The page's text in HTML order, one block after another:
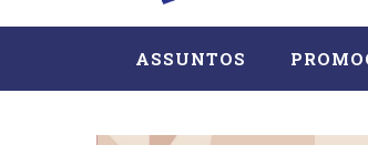
ASSUNTOS